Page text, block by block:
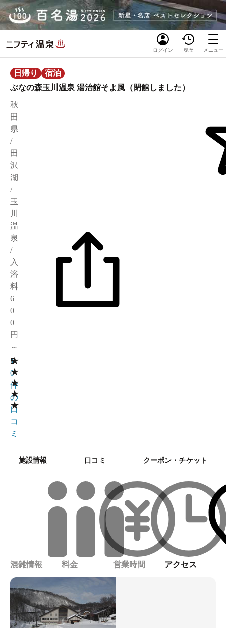
ログイン 履歴 メニュー
日帰り
宿泊
ぶなの森玉川温泉 湯治館そよ風（閉館しました）
秋
田
県
/
田
沢
湖
/
玉
川
温
泉
/
入
浴
料
6
0
0
円
～
★
★
★
★
★
5
1
0
件
の
口
コ
ミ
施設情報 口コミ クーポン・チケット
混雑情報 料金 営業時間 アクセス